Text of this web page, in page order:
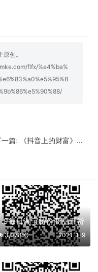
创。
flfx/%e4%ba%
一篇: 《抖音上的财富》月入五万大揭秘
每日淘宝特价商品干货
2021-1-9
3,078℃